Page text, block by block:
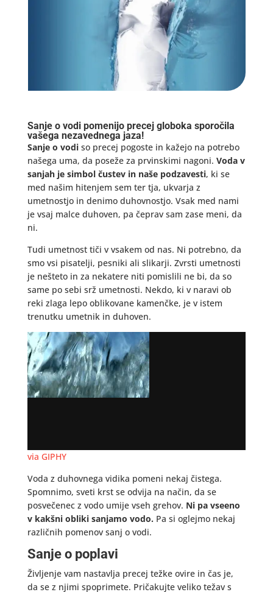
Sanje o vodi pomenijo precej globoka sporočila
vašega nezavednega jaza!
Sanje o vodiso precej pogoste in kažejo na potrebo
našega uma, da poseže za prvinskimi nagoni. Voda v
sanjah je simbol čustev in naše podzavesti, ki se
med našim hitenjem sem ter tja, ukvarja z
umetnostjo in denimo duhovnostjo. Vsak med nami
je vsaj malce duhoven, pa čeprav sam zase meni, da
ni.
Tudi umetnost tiči v vsakem od nas. Ni potrebno, da
smo vsi pisatelji, pesniki ali slikarji. Zvrsti umetnosti
je nešteto in za nekatere niti pomislili ne bi, da so
same po sebi srž umetnosti. Nekdo, ki v naravi ob
reki zlaga lepo oblikovane kamenčke, je v istem
trenutku umetnik in duhoven.
via GIPHY
Voda z duhovnega vidika pomeni nekaj čistega.
Spomnimo, sveti krst se odvija na način, da se
posvečenec z vodo umije vseh grehov. Ni pa vseeno
v kakšni obliki sanjamo vodo. Pa si oglejmo nekaj
različnih pomenov sanj o vodi.
Sanje o poplavi
Življenje vam nastavlja precej težke ovire in čas je,
da se z njimi spoprimete. Pričakujte veliko težav s